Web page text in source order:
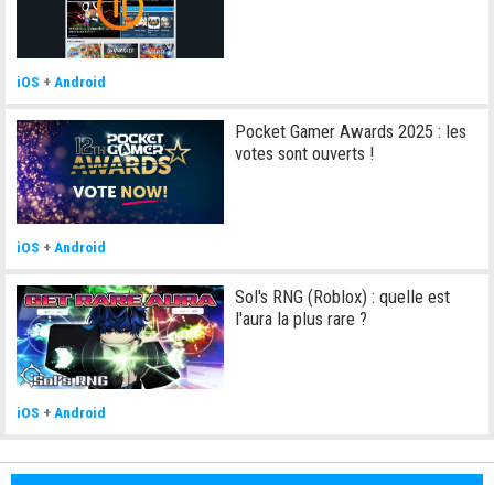
iOS + Android
Pocket Gamer Awards 2025 : les
votes sont ouverts !
iOS + Android
Sol's RNG (Roblox) : quelle est
l'aura la plus rare ?
iOS + Android